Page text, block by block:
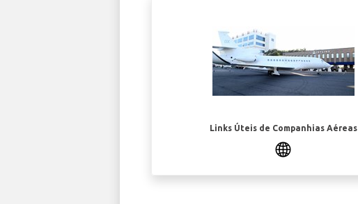
Links Úteis de Companhias Aéreas